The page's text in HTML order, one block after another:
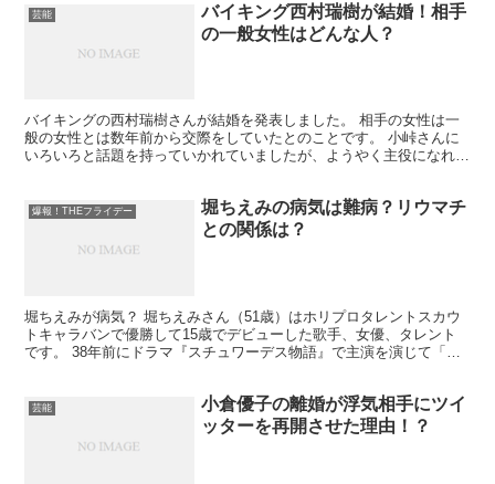
芸能
バイキング西村瑞樹が結婚！相手
の一般女性はどんな人？
バイキングの西村瑞樹さんが結婚を発表しました。 相手の女性は一
般の女性とは数年前から交際をしていたとのことです。 小峠さんに
いろいろと話題を持っていかれていましたが、ようやく主役になれる
爆報！THEフライデー
堀ちえみの病気は難病？リウマチ
との関係は？
堀ちえみが病気？ 堀ちえみさん（51歳）はホリプロタレントスカウ
トキャラバンで優勝して15歳でデビューした歌手、女優、タレント
です。 38年前にドラマ『スチュワーデス物語』で主演を演じて「私
芸能
小倉優子の離婚が浮気相手にツイ
ッターを再開させた理由！？